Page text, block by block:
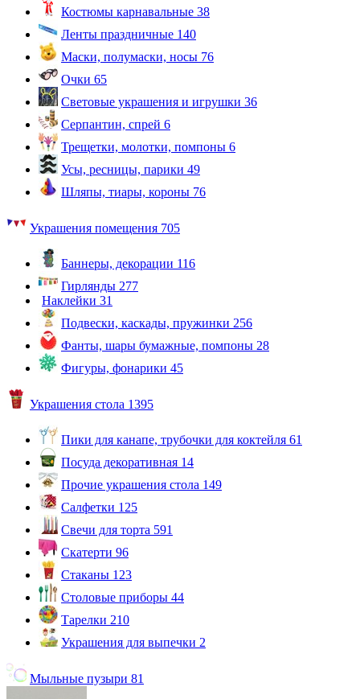
Костюмы карнавальные 38
Ленты праздничные 140
Маски, полумаски, носы 76
Очки 65
Световые украшения и игрушки 36
Серпантин, спрей 6
Трещетки, молотки, помпоны 6
Усы, ресницы, парики 49
Шляпы, тиары, короны 76
Украшения помещения 705
Баннеры, декорации 116
Гирлянды 277
Наклейки 31
Подвески, каскады, пружинки 256
Фанты, шары бумажные, помпоны 28
Фигуры, фонарики 45
Украшения стола 1395
Пики для канапе, трубочки для коктейля 61
Посуда декоративная 14
Прочие украшения стола 149
Салфетки 125
Свечи для торта 591
Скатерти 96
Стаканы 123
Столовые приборы 44
Тарелки 210
Украшения для выпечки 2
Мыльные пузыри 81